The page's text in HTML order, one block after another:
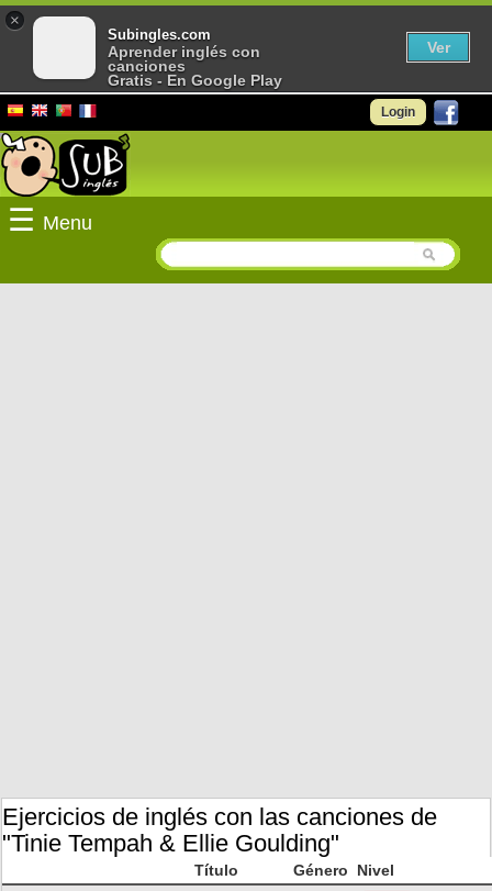
Login
☰ Menu
Ejercicios de inglés con las canciones de
"Tinie Tempah & Ellie Goulding"
Título Género
Nivel
×
Subingles.com
Aprender inglés con
canciones
Gratis - En Google Play
Ver